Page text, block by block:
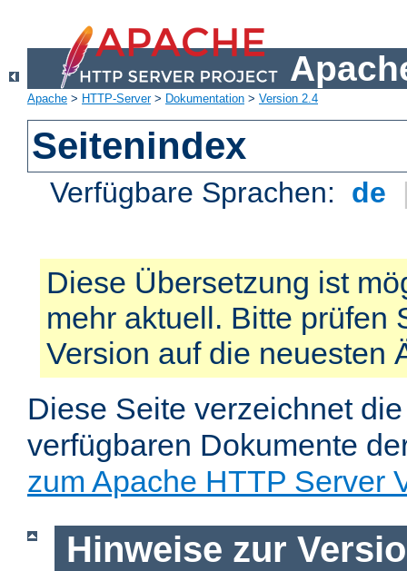
Apache > HTTP-Server> Dokumentation > Version 2.4
Seitenindex
Verfügbare Sprachen: de
Diese Übersetzung ist
mehr aktuell. Bitte prüfen
Version auf die neuesten
Diese Seite verzeichnet
verfügbaren Dokumente
zum Apache HTTP Server
Hinweise zur